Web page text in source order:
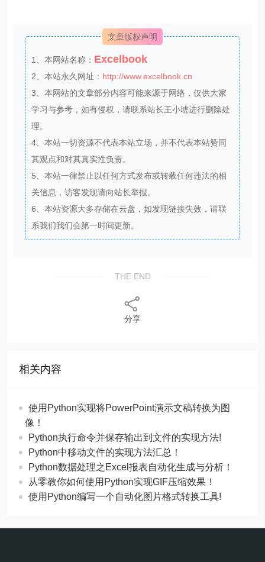
文章版权声明
1、本网站名称： Excelbook
2、本站永久网址： http://www.excelbook.cn
3、本网站的文章部分内容可能来源于网络，仅供大家
学习与参考，如有侵权，请联系站长王小琥进行删除处
理。
4、本站一切资源不代表本站立场，并不代表本站赞同
其观点和对其真实性负责。
5、本站一律禁止以任何方式发布或转载任何违法的相
关信息，访客发现请向站长举报。
6、本站资源大多存储在云盘，如发现链接失效，请联
系我们我们会第一时间更新。
THE END
分享
相关内容
使用Python实现将PowerPoint演示文稿转换为图
像！
Python执行命令并保存输出到文件的实现方法!
Python中移动文件的实现方法汇总！
Python数据处理之Excel报表自动化生成与分析！
从零教你如何使用Python实现GIF压缩效果！
使用Python编写一个自动化图片格式转换工具!